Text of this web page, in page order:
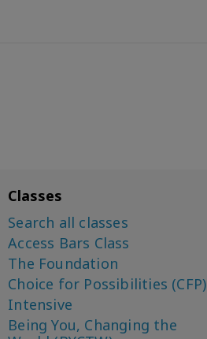
Classes
Search all classes
Access Bars Class
The Foundation
Choice for Possibilities (CFP)
Intensive
Being You, Changing the